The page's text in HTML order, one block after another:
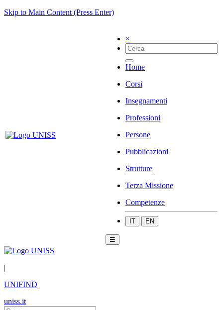
Skip to Main Content (Press Enter)
×
Home
Corsi
Insegnamenti
Professioni
Persone
Pubblicazioni
Strutture
Terza Missione
Competenze
IT EN
☰
|
UNIFIND
uniss.it